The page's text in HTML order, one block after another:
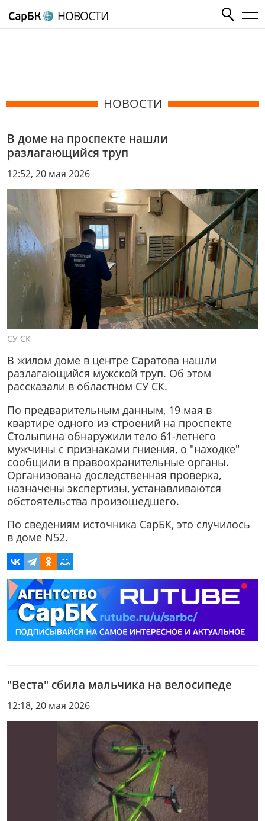
НОВОСТИ
НОВОСТИ
В доме на проспекте нашли
разлагающийся труп
12:52, 20 мая 2026
СУ СК
В жилом доме в центре Саратова нашли
разлагающийся мужской труп. Об этом
рассказали в областном СУ СК.
По предварительным данным, 19 мая в
квартире одного из строений на проспекте
Столыпина обнаружили тело 61-летнего
мужчины с признаками гниения, о "находке"
сообщили в правоохранительные органы.
Организована доследственная проверка,
назначены экспертизы, устанавливаются
обстоятельства произошедшего.
По сведениям источника СарБК, это случилось
в доме N52.
"Веста" сбила мальчика на велосипеде
12:18, 20 мая 2026